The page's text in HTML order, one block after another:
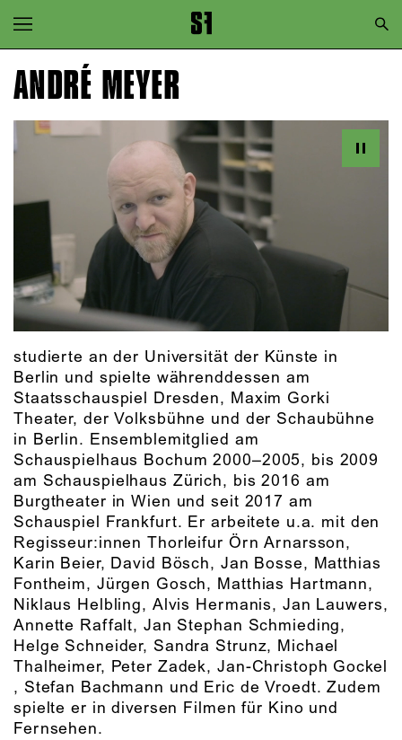
Zur Hauptnavigation springen
Zum Hauptinhalt springen
ANDRÉ MEYER
studierte an der Universität der Künste in
Berlin und spielte währenddessen am
Staatsschauspiel Dresden, Maxim Gorki
Theater, der Volksbühne und der Schaubühne
in Berlin. Ensemblemitglied am
Schauspielhaus Bochum 2000–2005, bis 2009
am Schauspielhaus Zürich, bis 2016 am
Burgtheater in Wien und seit 2017 am
Schauspiel Frankfurt. Er arbeitete u.a. mit den
Regisseur:innen Thorleifur Örn Arnarsson,
Karin Beier, David Bösch, Jan Bosse, Matthias
Fontheim, Jürgen Gosch, Matthias Hartmann,
Niklaus Helbling, Alvis Hermanis, Jan Lauwers,
Annette Raffalt, Jan Stephan Schmieding,
Helge Schneider, Sandra Strunz, Michael
Thalheimer, Peter Zadek, Jan-Christoph Gockel
, Stefan Bachmann und Eric de Vroedt. Zudem
spielte er in diversen Filmen für Kino und
Fernsehen.